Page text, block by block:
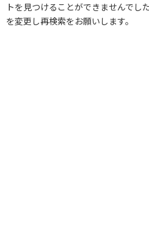
トを見つけることができませんでし
を変更し再検索をお願いします。